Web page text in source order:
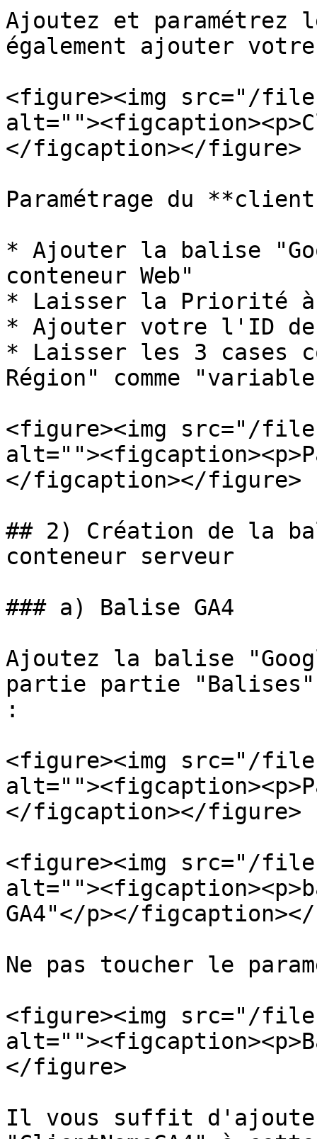
Ajoutez et
également ajouter
<figure><img src="/
</figcaption></figure>
Paramétrage du
* Ajouter la balise
conteneur Web"
* Laisser la Priorité
* Ajouter votre l'ID de
* Laisser les 3 cases
Région" comme
<figure><img src="/files/
</figcaption></figure>
## 2) Création de la
conteneur serveur
### a) Balise GA4
Ajoutez la balise
partie partie "Balises"
:
<figure><img src="/files/
</figcaption></figure>
<figure><img src="/files/
GA4"</p></
Ne pas toucher le
<figure><img src="/files/
</figure>
Il vous suffit